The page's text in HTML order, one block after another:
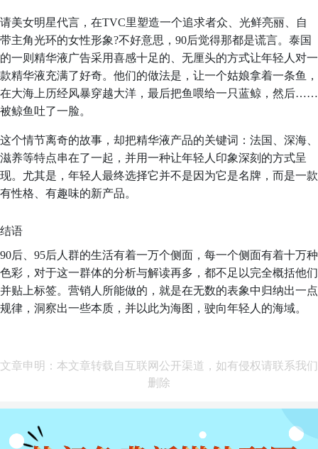
请美女明星代言，在TVC里塑造一个追求者众、光鲜亮丽、自
带主角光环的女性形象?不好意思，90后觉得那都是谎言。泰国
的一则精华液广告采用喜感十足的、无厘头的方式让年轻人对一
款精华液充满了好奇。他们的做法是，让一个姑娘拿着一条鱼，
在大海上历经风暴穿越大洋，最后把鱼喂给一只蓝鲸，然后……
被鲸鱼吐了一脸。
这个情节离奇的故事，却把精华液产品的关键词：法国、深海、
滋养等特点串在了一起，并用一种让年轻人印象深刻的方式呈
现。尤其是，年轻人最终选择它并不是因为它是名牌，而是一款
有性格、有趣味的新产品。
结语
90后、95后人群的生活有着一万个侧面，每一个侧面有着十万种
色彩，对于这一群体的分析与解读再多，都不足以完全概括他们
并贴上标签。营销人所能做的，就是在无数的表象中归纳出一点
规律，洞察出一些本质，并以此为海图，驶向年轻人的海域。
文章申明：本文章转载自互联网公开渠道，如有侵权请联系我们
删除